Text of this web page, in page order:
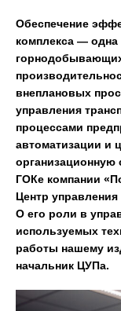
Обеспечение
комплекса —
внеплановых
управления
процессами
автоматизации и
организационную
ГОКе компании
Центр
О его роли в
используемых
работы нашему
начальник ЦУПа.